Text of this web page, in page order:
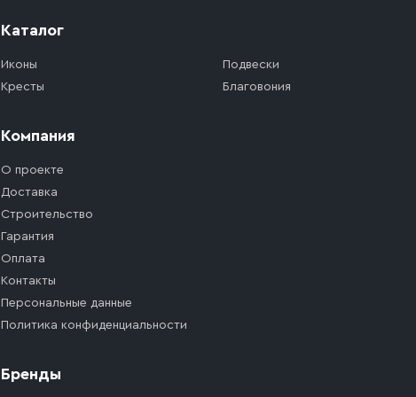
Каталог
Иконы
Кресты
Подвески
Благовония
Компания
О проекте
Доставка
Строительство
Гарантия
Оплата
Контакты
Персональные данные
Политика конфиденциальности
Бренды